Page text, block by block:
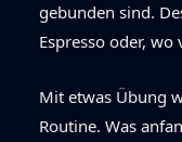
gebunden sind.
Espresso oder,
Mit etwas Übung
Routine. Was